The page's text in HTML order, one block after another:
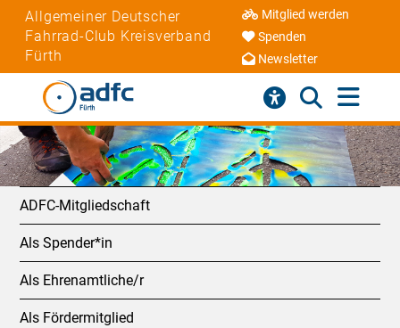
Allgemeiner Deutscher
Fahrrad-Club Kreisverband
Fürth
Mitglied werden
Spenden
Newsletter
ADFC-Mitgliedschaft
Als Spender*in
Als Ehrenamtliche/r
Als Fördermitglied